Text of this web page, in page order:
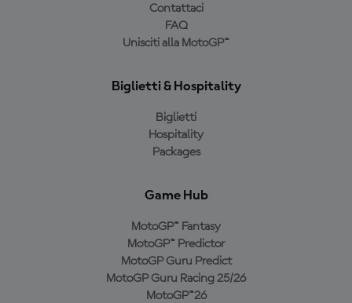
Contattaci
FAQ
Unisciti alla MotoGP™
Biglietti & Hospitality
Biglietti
Hospitality
Packages
Game Hub
MotoGP™ Fantasy
MotoGP™ Predictor
MotoGP Guru Predict
MotoGP Guru Racing 25/26
MotoGP™26